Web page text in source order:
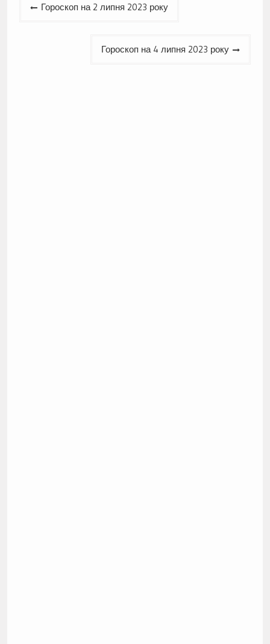
Гороскоп на 2 липня 2023 року
Гороскоп на 4 липня 2023 року